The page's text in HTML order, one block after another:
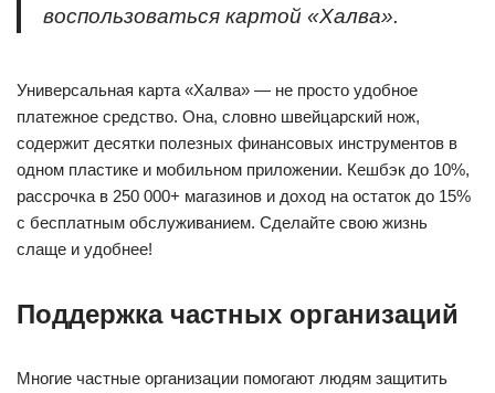
воспользоваться картой «Халва».
Универсальная карта «Халва» — не просто удобное
платежное средство. Она, словно швейцарский нож,
содержит десятки полезных финансовых инструментов в
одном пластике и мобильном приложении. Кешбэк до 10%,
рассрочка в 250 000+ магазинов и доход на остаток до 15%
с бесплатным обслуживанием. Сделайте свою жизнь
слаще и удобнее!
Поддержка частных организаций
Многие частные организации помогают людям защитить